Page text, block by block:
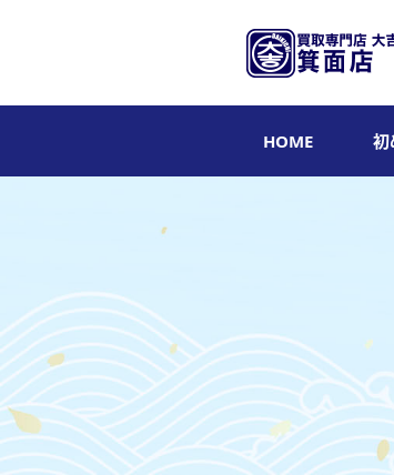
HOME 初